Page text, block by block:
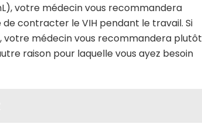
votre médecin vous recommandera
contracter le VIH pendant le travail. Si
votre médecin vous recommandera plutôt
raison pour laquelle vous ayez besoin